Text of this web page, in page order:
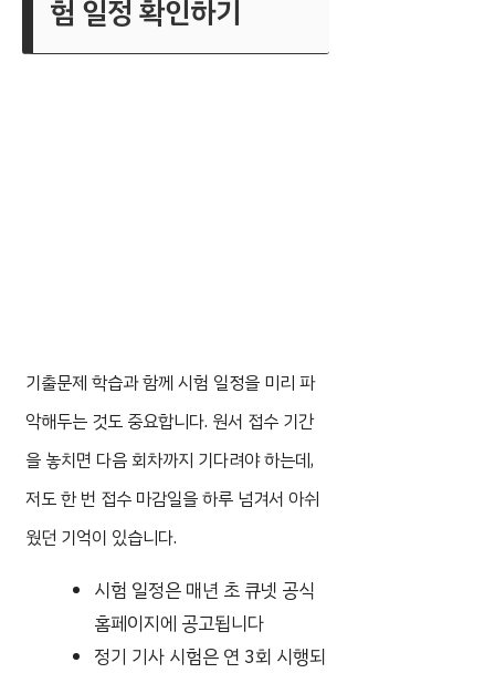
험 일정 확인하기
기출문제 학습과 함께 시험 일정을 미리 파
악해두는 것도 중요합니다. 원서 접수 기간
을 놓치면 다음 회차까지 기다려야 하는데,
저도 한 번 접수 마감일을 하루 넘겨서 아쉬
웠던 기억이 있습니다.
시험 일정은 매년 초 큐넷 공식
홈페이지에 공고됩니다
정기 기사 시험은 연 3회 시행되